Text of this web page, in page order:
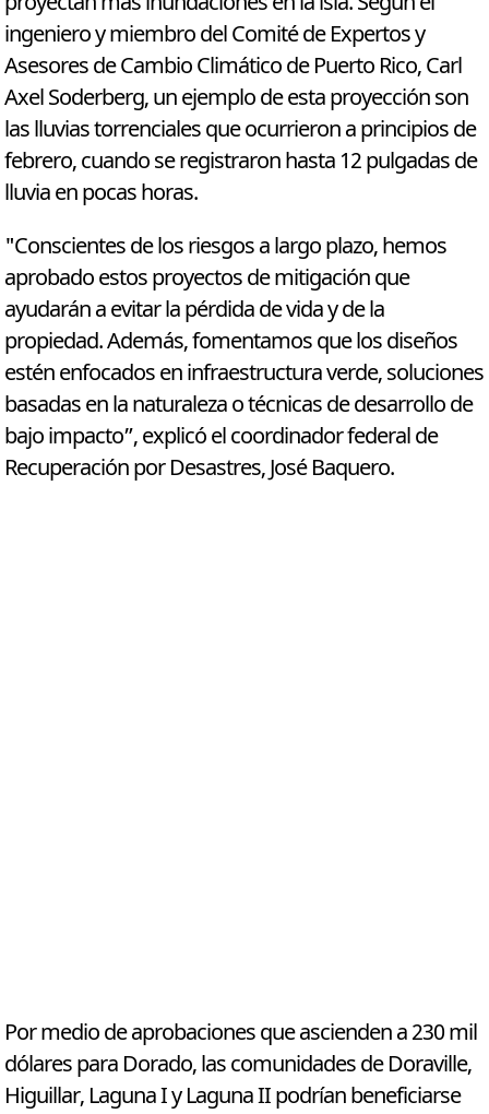
ingeniero y miembro del Comité de Expertos y
Asesores de Cambio Climático de Puerto Rico, Carl
Axel Soderberg, un ejemplo de esta proyección son
las lluvias torrenciales que ocurrieron a principios de
febrero, cuando se registraron hasta 12 pulgadas de
lluvia en pocas horas.
"Conscientes de los riesgos a largo plazo, hemos
aprobado estos proyectos de mitigación que
ayudarán a evitar la pérdida de vida y de la
propiedad. Además, fomentamos que los diseños
estén enfocados en infraestructura verde, soluciones
basadas en la naturaleza o técnicas de desarrollo de
bajo impacto”, explicó el coordinador federal de
Recuperación por Desastres, José Baquero.
Por medio de aprobaciones que ascienden a 230 mil
dólares para Dorado, las comunidades de Doraville,
Higuillar, Laguna I y Laguna II podrían beneficiarse